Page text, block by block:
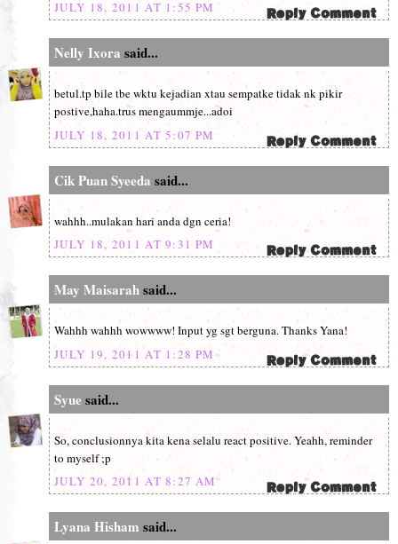
JULY 18, 2011 AT 1:55 PM
Nelly Ixora said...
betul.tp bile tbe wktu kejadian xtau sempatke tidak nk pikir
postive,haha.trus mengaummje...adoi
JULY 18, 2011 AT 5:07 PM
Cik Puan Syeeda said...
wahhh..mulakan hari anda dgn ceria!
JULY 18, 2011 AT 9:31 PM
May Maisarahsaid...
Wahhh wahhh wowwww! Input yg sgt berguna. Thanks Yana!
JULY 19, 2011 AT 1:28 PM
Syue said...
So, conclusionnya kita kena selalu react positive. Yeahh, reminder
to myself ;p
JULY 20, 2011 AT 8:27 AM
Lyana Hisham said...